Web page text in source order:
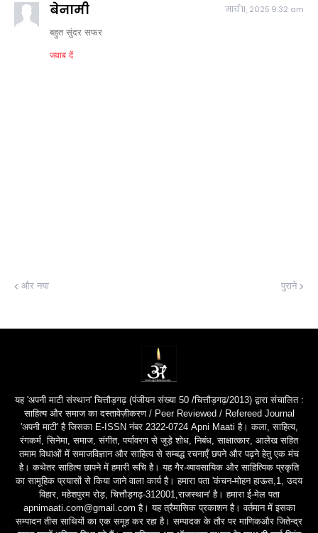
बेनामी मार्च 11, 2025 9:32 am
बहुत सुंदर सफर
जवाब दें
और नया पुराने
यह 'अपनी माटी संस्थान' चित्तौड़गढ़ (पंजीयन संख्या 50 /चित्तौड़गढ़/2013) द्वारा संचालित :
साहित्य और समाज का दस्तावेज़ीकरण / Peer Reviewed / Refereed Journal
'अपनी माटी' है जिसका E-ISSN नंबर 2322-0724 Apni Maati है। कला, साहित्य,
रंगकर्म, सिनेमा, समाज, संगीत, पर्यावरण से जुड़े शोध, निबंध, साक्षात्कार, आलेख सहित
तमाम विधाओं में समाजविज्ञान और साहित्य से सम्बद्ध रचनाएँ छपने और पढ़ने हेतु एक मंच
है। कथेतर साहित्य छापने में हमारी रूचि है। यह गैर-व्यावसायिक और साहित्यिक प्रकृति
का सामूहिक प्रयासों से किया जाने वाला कार्य है। हमारा पता 'कंचन-मोहन हाऊस,1, उदय
विहार, महेशपुरम रोड़, चित्तौड़गढ़-312001,राजस्थान' है। हमारा ई-मेल पता
apnimaati.com@gmail.com है। यह त्रैमासिक प्रकाशन है। वर्तमान में इसका
सम्पादन तीस साथियों का एक समूह कर रहा है। सम्पादक के तौर पर माणिकऔर जितेन्द्र